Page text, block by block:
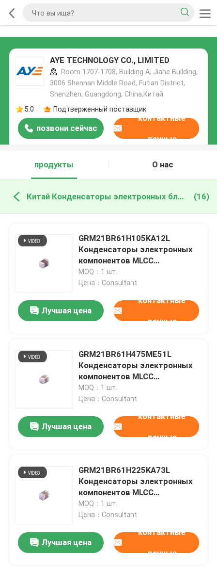
AYE TECHNOLOGY CO., LIMITED
Room 1707-1708, Building A, Jiahe Building,
3006 Shennan Middle Road, Futian District,
Shenzhen, Guangdong, China,Китай
5.0
Подтверженный поставщик
позвони сейчас
контактные
данные
продукты О нас
Китай Конденсаторы электронных блоков (16)
GRM21BR61H105KA12L
Конденсаторы электронных
компонентов MLCC
многослойные керамические
конденсаторы
MOQ：1 шт.
Цена：Consultant
Лучшая цена
контактные
данные
GRM21BR61H475ME51L
Конденсаторы электронных
компонентов MLCC
многослойные керамические
конденсаторы
MOQ：1 шт.
Цена：Consultant
Лучшая цена
контактные
данные
GRM21BR61H225KA73L
Конденсаторы электронных
компонентов MLCC
многослойные керамические
конденсаторы
MOQ：1 шт.
Цена：Consultant
Лучшая цена
контактные
данные